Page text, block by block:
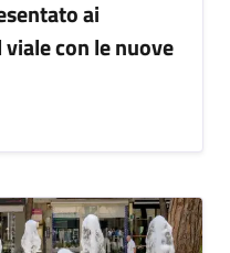
ai
con le nuove